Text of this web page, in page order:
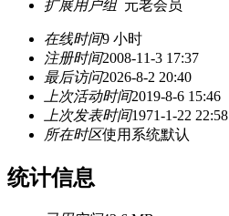
扩展用户组 元老会员
在线时间9 小时
注册时间2008-11-3 17:37
最后访问2026-8-2 20:40
上次活动时间2019-8-6 15:46
上次发表时间1971-1-22 22:58
所在时区使用系统默认
统计信息